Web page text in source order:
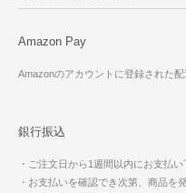
Amazon Pay
Amazonのアカウントに登録された
銀行振込
・ご注文日から1週間以内にお支払い
・お支払いを確認でき次第、商品を